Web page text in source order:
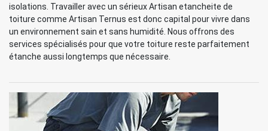
isolations. Travailler avec un sérieux Artisan etancheite de
toiture comme Artisan Ternus est donc capital pour vivre dans
un environnement sain et sans humidité. Nous offrons des
services spécialisés pour que votre toiture reste parfaitement
étanche aussi longtemps que nécessaire.